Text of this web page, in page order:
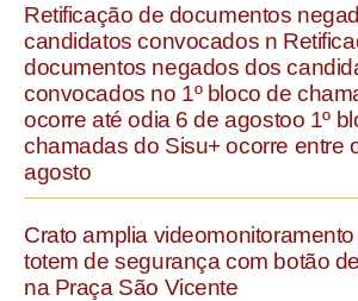
Retificação de documentos
candidatos convocados n
documentos negados dos
convocados no 1º bloco de
ocorre até odia 6 de agostoo 1º
chamadas do Sisu+ ocorre entre
agosto
Crato amplia
totem de segurança com botão
na Praça São Vicente